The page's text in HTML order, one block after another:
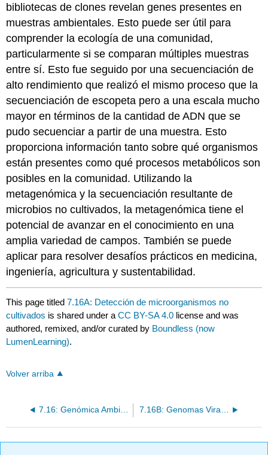
bibliotecas de clones revelan genes presentes en
muestras ambientales. Esto puede ser útil para
comprender la ecología de una comunidad,
particularmente si se comparan múltiples muestras
entre sí. Esto fue seguido por una secuenciación de
alto rendimiento que realizó el mismo proceso que la
secuenciación de escopeta pero a una escala mucho
mayor en términos de la cantidad de ADN que se
pudo secuenciar a partir de una muestra. Esto
proporciona información tanto sobre qué organismos
están presentes como qué procesos metabólicos son
posibles en la comunidad. Utilizando la
metagenómica y la secuenciación resultante de
microbios no cultivados, la metagenómica tiene el
potencial de avanzar en el conocimiento en una
amplia variedad de campos. También se puede
aplicar para resolver desafíos prácticos en medicina,
ingeniería, agricultura y sustentabilidad.
This page titled7.16A: Detección de microorganismos no
cultivados is shared under aCC BY-SA 4.0 license and was
authored, remixed, and/or curated by Boundless (now
LumenLearning).
Volver arriba
7.16: Genómica Ambiental